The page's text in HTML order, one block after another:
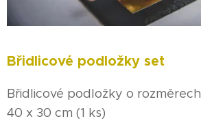
Břidlicové podložky set
Břidlicové podložky o rozměrech
40 x 30 cm (1 ks)